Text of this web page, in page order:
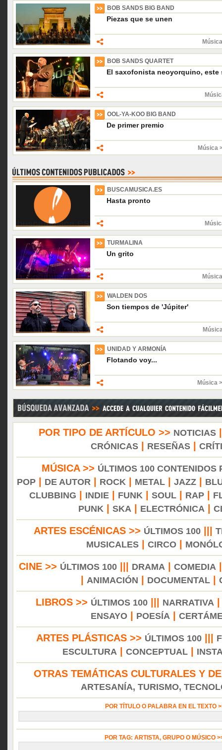
BOB SANDS BIG BAND
Piezas que se unen
BOB SANDS QUARTET
El saxofonista neoyorquino, este
OOL-YA-KOO BIG BAND
De primer premio
Música
BUSCAMUSICA.ES
Hasta pronto
TURMALINA
Un grito
WALDEN DOS
Son tiempos de 'Júpiter'
UNIDAD Y ARMONÍA
Flotando voy...
Música
POR TIPO DE ARTÍCULO >> NOTICIAS
CRÓNICAS| RESEÑAS|
MÚSICA >> ÚLTIMOS 100 CONTENIDOS
POP| DE AUTOR ROCK METAL| JAZZ|
CLUBBING
INDIE| FUNK SOUL| RAP|
PUNK
SKA ELECTRÓNICA
ARTES ESCÉNICAS >> ÚLTIMOS 100
MUSICALES
CIRCO
CINE >> ÚLTIMOS 100||| DRAMA COMEDIA
ANIMACIÓN DOCUMENTAL|
LIBROS >> ÚLTIMOS 100 NARRATIVA
ENSAYO| POESÍA
ARTES PLÁSTICAS >> ÚLTIMOS 100|||
ESCULTURA
CONCEPTUAL
OTRAS TEMÁTICAS CULTURALES Y
ARTESANÍA, TURISMO,
POR TÍTULO O PALABRA EN EL TEXTO
POR TAG: ARTISTA, GRUPO O MÚSICO